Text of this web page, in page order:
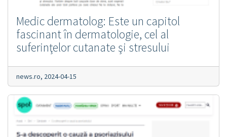
Medic dermatolog: Este un capitol
fascinant în dermatologie, cel al
suferinţelor cutanate şi stresului
news.ro, 2024-04-15